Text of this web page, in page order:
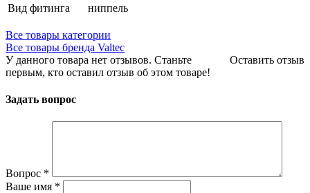
Вид фитинга
ниппель
Все товары категории
Все товары бренда Valtec
Оставить отзыв
У данного товара нет отзывов. Станьте
первым, кто оставил отзыв об этом товаре!
Задать вопрос
Вопрос *
Ваше имя *